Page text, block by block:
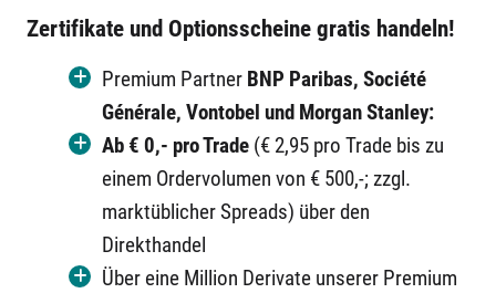
Zertifikate und Optionsscheine gratis handeln!
Premium Partner BNP Paribas, Société
Générale, Vontobel und Morgan Stanley:
Ab € 0,- pro Trade (€ 2,95 pro Trade bis zu
einem Ordervolumen von € 500,-; zzgl.
marktüblicher Spreads) über den
Direkthandel
Über eine Million Derivate unserer Premium